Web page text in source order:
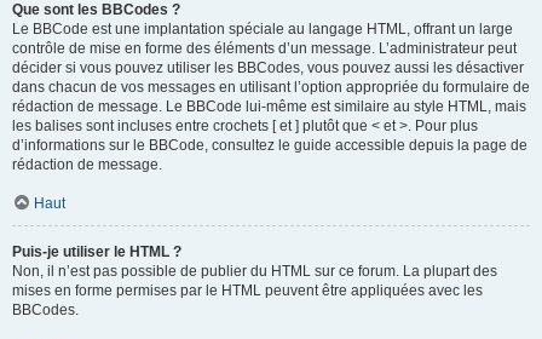
Que sont les BBCodes ?
Le BBCode est une implantation spéciale au langage HTML, offrant un large
contrôle de mise en forme des éléments d’un message. L’administrateur peut
décider si vous pouvez utiliser les BBCodes, vous pouvez aussi les désactiver
dans chacun de vos messages en utilisant l’option appropriée du formulaire de
rédaction de message. Le BBCode lui-même est similaire au style HTML, mais
les balises sont incluses entre crochets [ et ] plutôt que < et >. Pour plus
d’informations sur le BBCode, consultez le guide accessible depuis la page de
rédaction de message.
Haut
Puis-je utiliser le HTML ?
Non, il n’est pas possible de publier du HTML sur ce forum. La plupart des
mises en forme permises par le HTML peuvent être appliquées avec les
BBCodes.